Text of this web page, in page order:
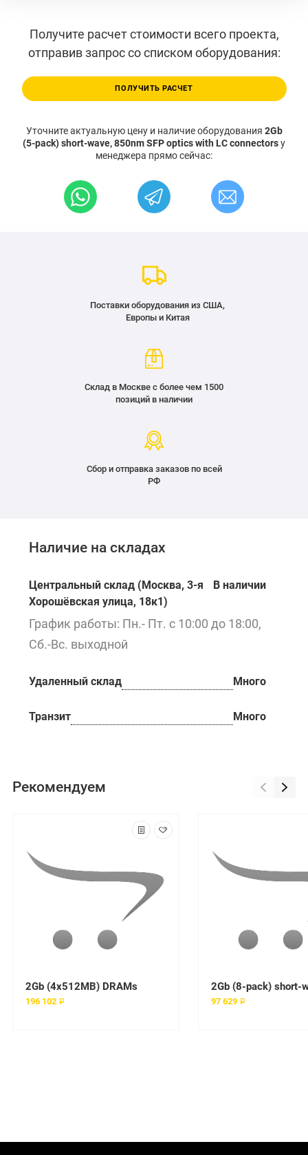
Получите расчет стоимости всего проекта,
отправив запрос со списком оборудования:
ПОЛУЧИТЬ РАСЧЕТ
Уточните актуальную цену и наличие оборудования 2Gb
(5-pack) short-wave, 850nm SFP optics with LC connectorsу
менеджера прямо сейчас:
Поставки оборудования из США,
Европы и Китая
Склад в Москве с более чем 1500
позиций в наличии
Сбор и отправка заказов по всей
РФ
Наличие на складах
Центральный склад (Москва, 3-я
Хорошёвская улица, 18к1)
В наличии
График работы: Пн.- Пт. с 10:00 до 18:00,
Сб.-Вс. выходной
Удаленный склад Много
Транзит Много
Рекомендуем
2Gb (4x512MB) DRAMs
196 102 ₽ 97 629 ₽